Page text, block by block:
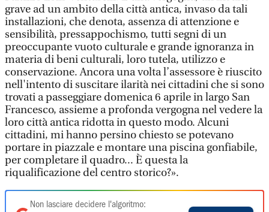
grave ad un ambito della città antica, invaso da tali
installazioni, che denota, assenza di attenzione e
sensibilità, pressappochismo, tutti segni di un
preoccupante vuoto culturale e grande ignoranza in
materia di beni culturali, loro tutela, utilizzo e
conservazione. Ancora una volta l’assessore è riuscito
nell'intento di suscitare ilarità nei cittadini che si sono
trovati a passeggiare domenica 6 aprile in largo San
Francesco, assieme a profonda vergogna nel vedere la
loro città antica ridotta in questo modo. Alcuni
cittadini, mi hanno persino chiesto se potevano
portare in piazzale e montare una piscina gonfiabile,
per completare il quadro... È questa la
riqualificazione del centro storico?».
Non lasciare decidere l'algoritmo: